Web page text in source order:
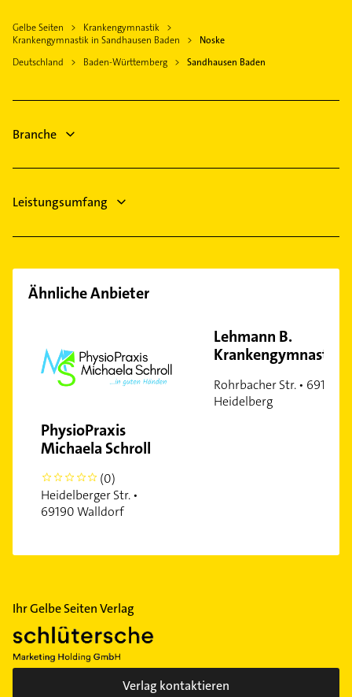
Schwetzingen
Reilingen
Heidelberg
Bammental
Elektro Reparatur
Rechtsanwalt
Klempner
Gasinstallateur
Gelbe Seiten
Krankengymnastik
Krankengymnastik in Sandhausen Baden
Noske
Deutschland
Baden-Württemberg Sandhausen Baden
Branche
Leistungsumfang
Ähnliche Anbieter
PhysioPraxis
Michaela Schroll
0
(0)
Heidelberger Str. •
69190 Walldorf
Lehmann B.
Krankengymnastik
Rohrbacher Str. • 69124
Heidelberg
Ihr Gelbe Seiten Verlag
Verlag kontaktieren